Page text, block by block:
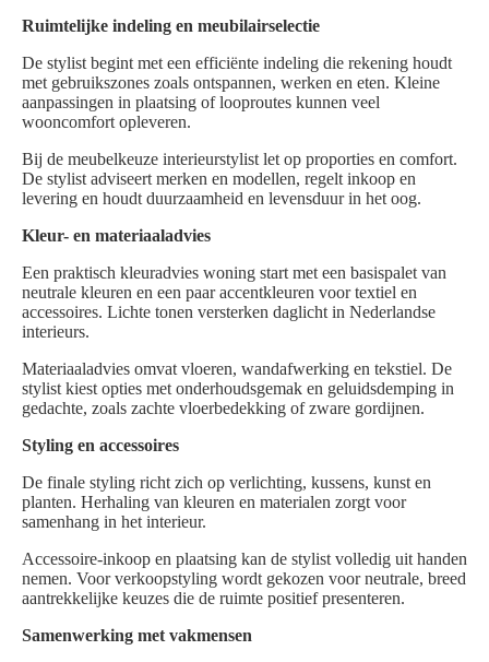
Ruimtelijke indeling en meubilairselectie
De stylist begint met een efficiënte indeling die rekening houdt
met gebruikszones zoals ontspannen, werken en eten. Kleine
aanpassingen in plaatsing of looproutes kunnen veel
wooncomfort opleveren.
Bij de meubelkeuze interieurstylist let op proporties en comfort.
De stylist adviseert merken en modellen, regelt inkoop en
levering en houdt duurzaamheid en levensduur in het oog.
Kleur- en materiaaladvies
Een praktisch kleuradvies woning start met een basispalet van
neutrale kleuren en een paar accentkleuren voor textiel en
accessoires. Lichte tonen versterken daglicht in Nederlandse
interieurs.
Materiaaladvies omvat vloeren, wandafwerking en tekstiel. De
stylist kiest opties met onderhoudsgemak en geluidsdemping in
gedachte, zoals zachte vloerbedekking of zware gordijnen.
Styling en accessoires
De finale styling richt zich op verlichting, kussens, kunst en
planten. Herhaling van kleuren en materialen zorgt voor
samenhang in het interieur.
Accessoire-inkoop en plaatsing kan de stylist volledig uit handen
nemen. Voor verkoopstyling wordt gekozen voor neutrale, breed
aantrekkelijke keuzes die de ruimte positief presenteren.
Samenwerking met vakmensen